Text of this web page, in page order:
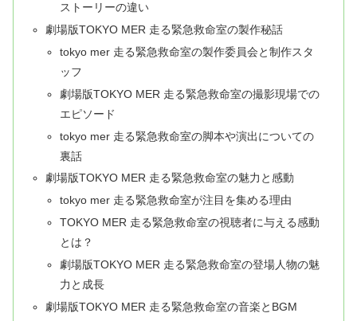
ストーリーの違い
劇場版TOKYO MER 走る緊急救命室の製作秘話
tokyo mer 走る緊急救命室の製作委員会と制作スタ
ッフ
劇場版TOKYO MER 走る緊急救命室の撮影現場での
エピソード
tokyo mer 走る緊急救命室の脚本や演出についての
裏話
劇場版TOKYO MER 走る緊急救命室の魅力と感動
tokyo mer 走る緊急救命室が注目を集める理由
TOKYO MER 走る緊急救命室の視聴者に与える感動
とは？
劇場版TOKYO MER 走る緊急救命室の登場人物の魅
力と成長
劇場版TOKYO MER 走る緊急救命室の音楽とBGM